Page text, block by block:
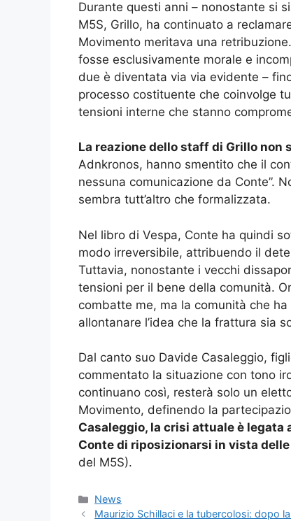
Durante questi anni – nonostante si
M5S, Grillo, ha continuato a
Movimento meritava una
fosse esclusivamente morale e
due è diventata via via evidente –
processo costituente che coinvolge
tensioni interne che stanno
La reazione dello staff di Grillo non
Adnkronos, hanno smentito che il
nessuna comunicazione da Conte”.
sembra tutt’altro che formalizzata.
Nel libro di Vespa, Conte ha quindi
modo irreversibile, attribuendo il
Tuttavia, nonostante i vecchi
tensioni per il bene della comunità.
combatte me, ma la comunità che
allontanare l’idea che la frattura sia
Dal canto suo Davide Casaleggio,
commentato la situazione con tono
continuano così, resterà solo un
Movimento, definendo la
Casaleggio, la crisi attuale è
Conte di riposizionarsi in vista
del M5S).
Categorie
News
Maurizio Schillaci e la tubercolosi: dopo